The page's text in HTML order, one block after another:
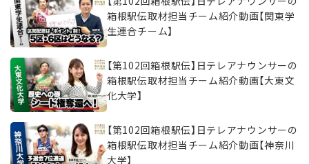
箱根駅伝取材担当チーム紹介動画【関東学
生連合チーム】
【第102回箱根駅伝】日テレアナウンサーの
箱根駅伝取材担当チーム紹介動画【大東文
化大学】
【第102回箱根駅伝】日テレアナウンサーの
箱根駅伝取材担当チーム紹介動画【神奈川
大学】